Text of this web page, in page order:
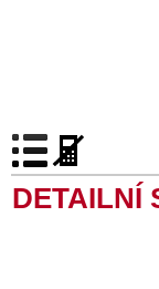
DETAILNÍ